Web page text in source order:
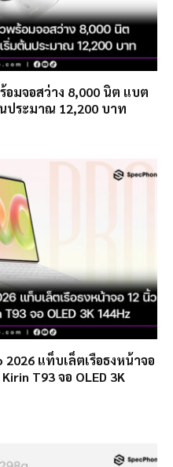
อมจอสว่าง 8,000 นิต แบต
ประมาณ 12,200 บาท
2026 แท็บเล็ตเรือธงหน้าจอ
T93 จอ OLED 3K